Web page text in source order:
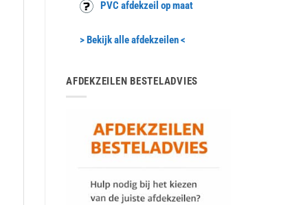
PVC afdekzeil op maat
> Bekijk alle afdekzeilen <
AFDEKZEILEN BESTELADVIES